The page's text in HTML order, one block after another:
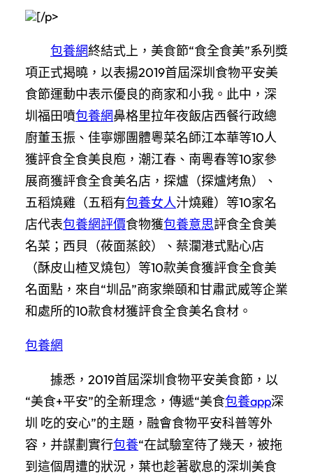
[/p>
包養網終結式上，美食節“食全食美”系列獎
項正式揭曉，以表揚2019首屆深圳食物平安美
食節運動中表示優良的商家和小我。此中，深
圳福田噴包養網鼻格里拉年夜飯店西餐行政總
廚董玉振、佳寧娜團體粵菜名師江本華等10人
獲評食全食美良庖，潮江春、南粵春等10家參
展商獲評食全食美名店，探爐（探爐烤魚）、
五稻燒雞（五稻有包養女人汁燒雞）等10家名
店代表包養網評價食物獲包養意思評食全食美
名菜；西貝（莜面蒸餃）、蔡瀾港式點心店
（酥皮山楂叉燒包）等10款美食獲評食全食美
名面點，來自“圳品”商家樂頤和甘肅武威等企業
和處所的10款食材獲評食全食美名食材。
包養網
據悉，2019首屆深圳食物平安美食節，以
“美食+平安”的全新理念，傳遞“美食包養app深
圳 吃的安心”的主題，融會食物平安科普等外
容，并謀劃實行包養“在試驗室待了幾天，被拖
到這個周遭的狀況，葉也趁著歇息的深圳美食